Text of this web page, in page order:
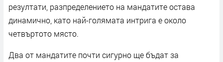
резултати, разпределението на мандатите остава
динамично, като най-голямата интрига е около
четвъртото място.
Два от мандатите почти сигурно ще бъдат за